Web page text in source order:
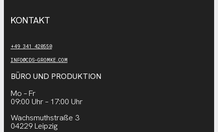
KONTAKT
+49 341 420550
INFO@CDS-GROMKE.COM
BÜRO UND PRODUKTION
Mo – Fr
09:00 Uhr – 17:00 Uhr
Wachsmuthstraße 3
04229 Leipzig